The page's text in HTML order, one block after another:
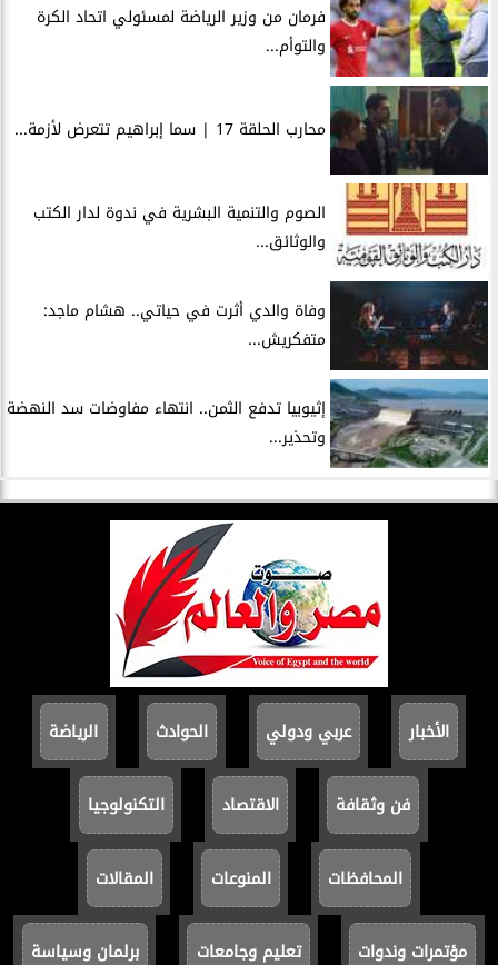
فرمان من وزير الرياضة لمسئولي اتحاد الكرة
والتوأم...
محارب الحلقة 17 | سما إبراهيم تتعرض لأزمة...
الصوم والتنمية البشرية في ندوة لدار الكتب
والوثائق...
وفاة والدي أثرت في حياتي.. هشام ماجد:
متفكريش...
إثيوبيا تدفع الثمن.. انتهاء مفاوضات سد النهضة
وتحذير...
الأخبار عربي ودولي الحوادث الرياضة
فن وثقافة الاقتصاد التكنولوجيا
المحافظات المنوعات المقالات
مؤتمرات وندوات تعليم وجامعات برلمان وسياسة